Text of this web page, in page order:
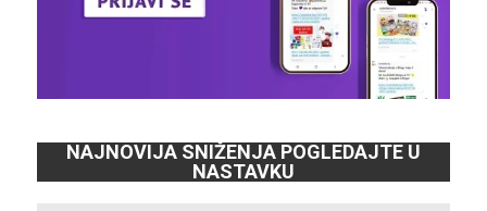
NAJNOVIJA SNIŽENJA POGLEDAJTE U
NASTAVKU